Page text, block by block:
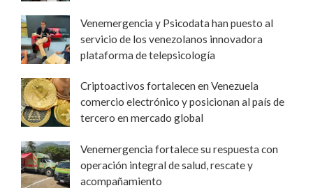
Venemergencia y Psicodata han puesto al
servicio de los venezolanos innovadora
plataforma de telepsicología
Criptoactivos fortalecen en Venezuela
comercio electrónico y posicionan al país de
tercero en mercado global
Venemergencia fortalece su respuesta con
operación integral de salud, rescate y
acompañamiento